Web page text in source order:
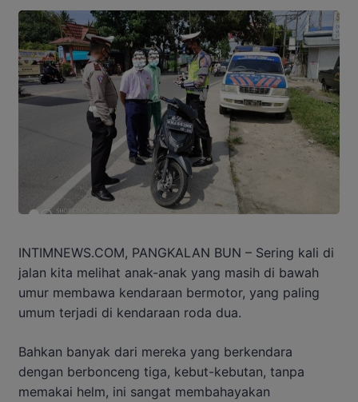
INTIMNEWS.COM, PANGKALAN BUN – Sering kali di
jalan kita melihat anak-anak yang masih di bawah
umur membawa kendaraan bermotor, yang paling
umum terjadi di kendaraan roda dua.
Bahkan banyak dari mereka yang berkendara
dengan berbonceng tiga, kebut-kebutan, tanpa
memakai helm, ini sangat membahayakan